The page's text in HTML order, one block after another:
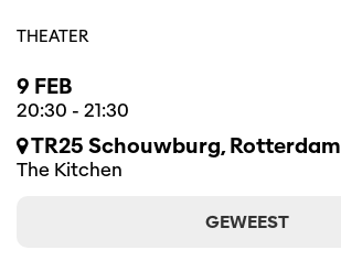
THEATER
9 FEB
20:30 - 21:30
TR25 Schouwburg, Rotterdam
The Kitchen
GEWEEST